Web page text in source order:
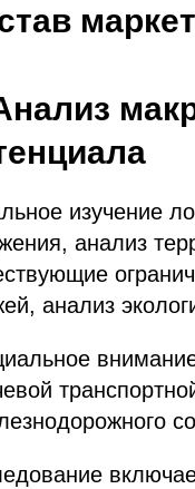
изучение
анализ
анализ